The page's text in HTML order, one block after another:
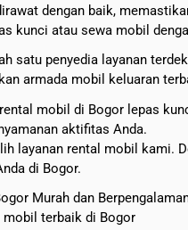
dengan baik,
kunci atau sewa mobil
satu penyedia layanan
armada mobil keluaran
mobil di Bogor lepas
aktifitas Anda.
layanan rental mobil kami.
di Bogor.
Murah dan
terbaik di Bogor